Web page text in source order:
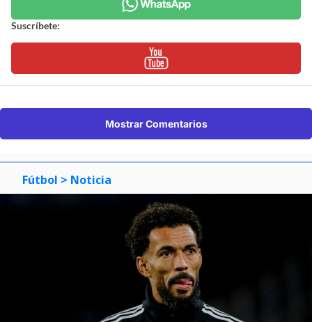
Suscríbete:
Mostrar Comentarios
Fútbol > Noticia